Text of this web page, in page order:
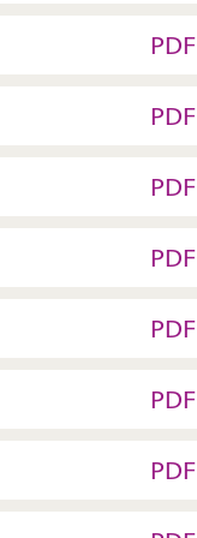
PDF
PDF
PDF
PDF
PDF
PDF
PDF